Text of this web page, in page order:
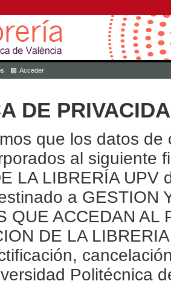
Acceder
DE
que los datos
al siguiente
LA LIBRERÍA
a GESTION
QUE ACCEDAN AL
DE LA
Politécnica